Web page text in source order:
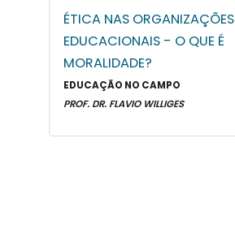
ÉTICA NAS ORGANIZAÇÕES
EDUCACIONAIS - O QUE É
MORALIDADE?
EDUCAÇÃO NO CAMPO
PROF. DR. FLAVIO WILLIGES